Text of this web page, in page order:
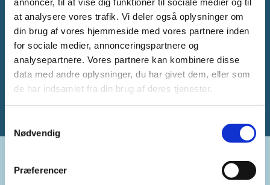
at analysere vores trafik. Vi deler også oplysninger om
din brug af vores hjemmeside med vores partnere inden
for sociale medier, annonceringspartnere og
analysepartnere. Vores partnere kan kombinere disse
data med andre oplysninger, du har givet dem, eller som
de har indsamlet fra din brug af deres tjenester.
Nødvendig
Præferencer